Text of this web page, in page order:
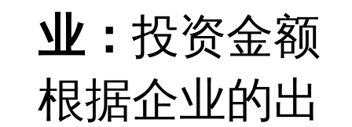
业： 投资金额
根据企业的出